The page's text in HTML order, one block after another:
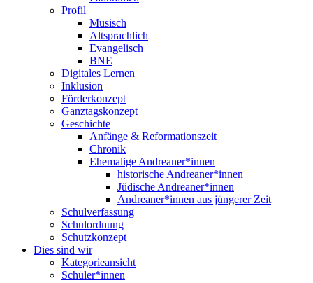
Profil
Musisch
Altsprachlich
Evangelisch
BNE
Digitales Lernen
Inklusion
Förderkonzept
Ganztagskonzept
Geschichte
Anfänge & Reformationszeit
Chronik
Ehemalige Andreaner*innen
historische Andreaner*innen
Jüdische Andreaner*innen
Andreaner*innen aus jüngerer Zeit
Schulverfassung
Schulordnung
Schutzkonzept
Dies sind wir
Kategorieansicht
Schüler*innen